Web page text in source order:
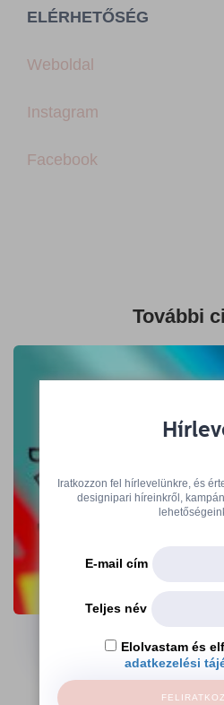
ELÉRHETŐSÉG
Weboldal
Instagram
Facebook
További
A 360 Design
az Ajándék Terminálon
→
Iratkozzon fel hírlevelünkre, és
designipari híreinkről,
E-mail cím
Teljes név
Elolvastam és
adatkezelési